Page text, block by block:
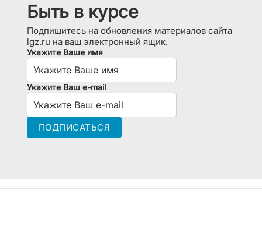
Быть в курсе
Подпишитесь на обновления материалов сайта
lgz.ru на ваш электронный ящик.
Укажите Ваше имя
Укажите Ваш e-mail